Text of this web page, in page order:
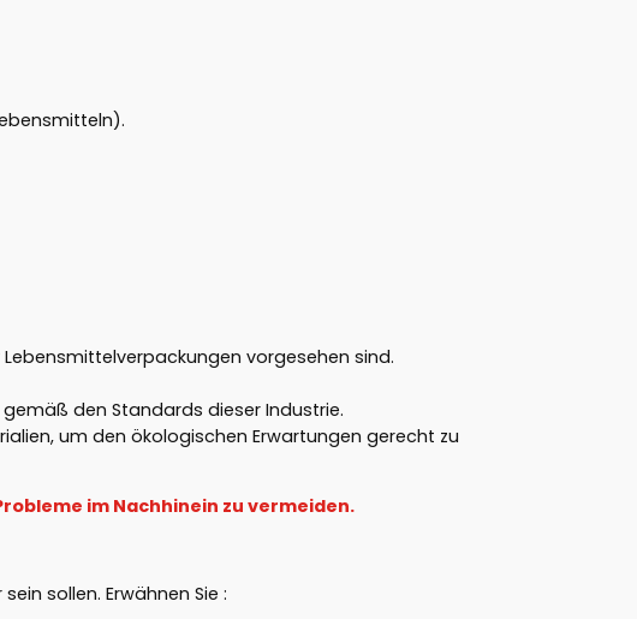
Lebensmittelverpackungen vorgesehen sind.
den Standards dieser Industrie.
um den ökologischen Erwartungen gerecht zu
im Nachhinein zu vermeiden.
sollen. Erwähnen Sie :